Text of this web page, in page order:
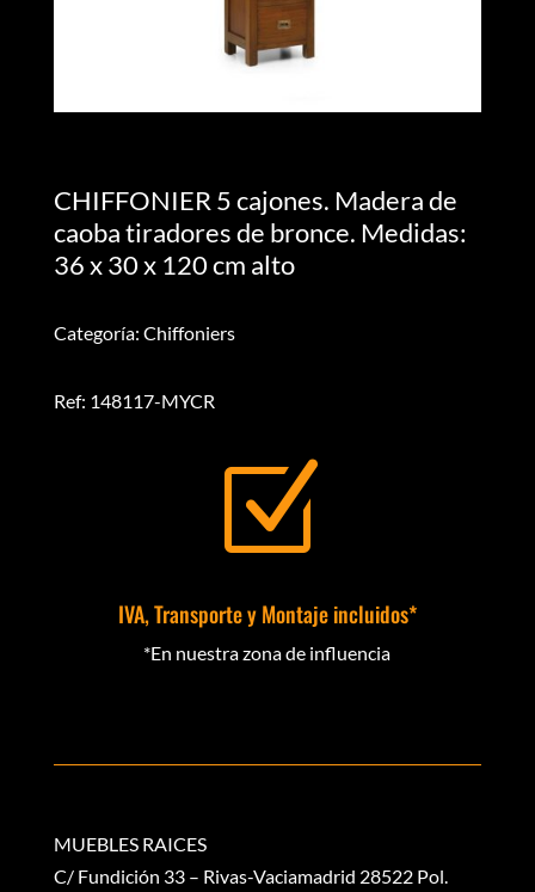
CHIFFONIER 5 cajones. Madera de
caoba tiradores de bronce. Medidas:
36 x 30 x 120 cm alto
Categoría: Chiffoniers
Ref: 148117-MYCR
Z
IVA, Transporte y Montaje incluidos*
*En nuestra zona de influencia
MUEBLES RAICES
C/ Fundición 33 – Rivas-Vaciamadrid 28522 Pol.